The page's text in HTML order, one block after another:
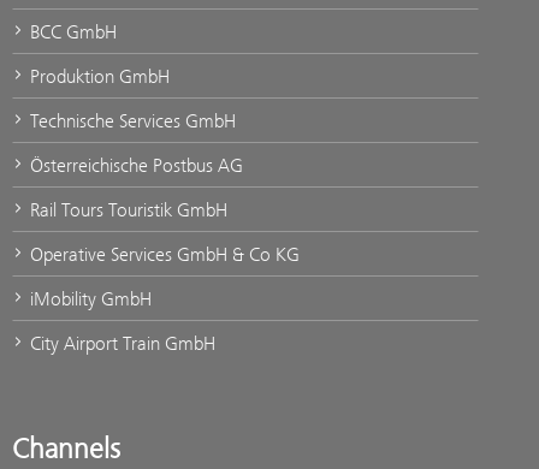
BCC GmbH
Produktion GmbH
Technische Services GmbH
Österreichische Postbus AG
Rail Tours Touristik GmbH
Operative Services GmbH & Co KG
iMobility GmbH
City Airport Train GmbH
Channels